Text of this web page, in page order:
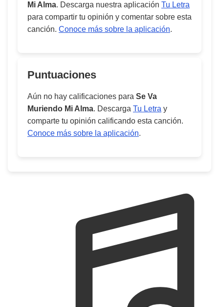
Mi Alma. Descarga nuestra aplicación Tu Letra
para compartir tu opinión y comentar sobre esta
canción. Conoce más sobre la aplicación.
Puntuaciones
Aún no hay calificaciones para Se Va
Muriendo Mi Alma. Descarga Tu Letra y
comparte tu opinión calificando esta canción.
Conoce más sobre la aplicación.